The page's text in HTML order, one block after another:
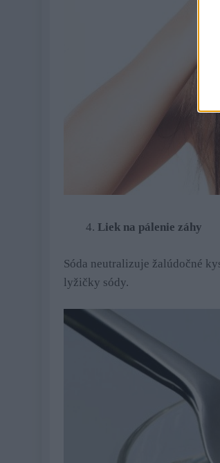
Liek na pálenie záhy
Sóda neutralizuje žalúdočné
lyžičky sódy.